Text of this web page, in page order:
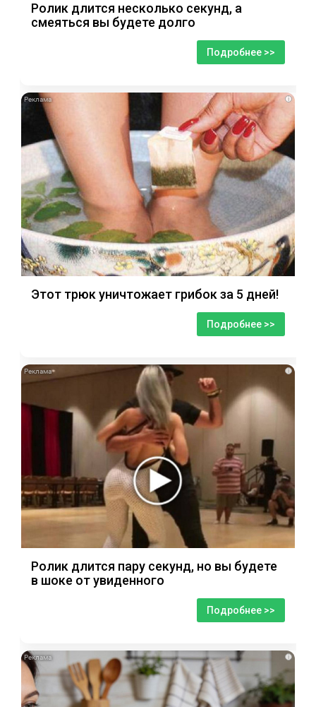
Ролик длится несколько секунд, а
смеяться вы будете долго
Подробнее >>
i
Этот трюк уничтожает грибок за 5 дней!
Подробнее >>
i
Ролик длится пару секунд, но вы будете
в шоке от увиденного
Подробнее >>
i